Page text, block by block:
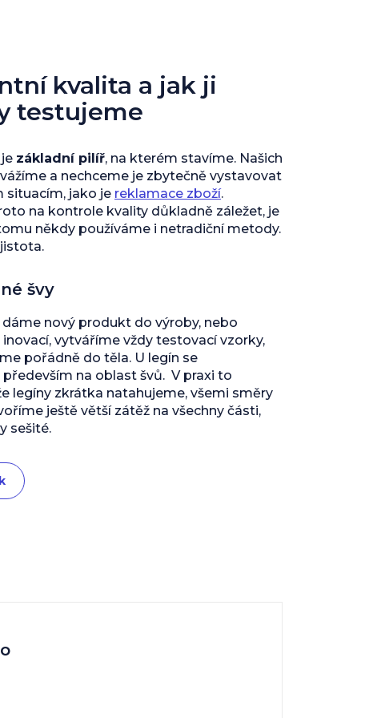
kvalita a jak ji
testujeme
základní pilíř, na kterém stavíme. Našich
a nechceme je zbytečně vystavovat
situacím, jako je reklamace zboží.
na kontrole kvality důkladně záležet, je
někdy používáme i netradiční metody.
švy
dáme nový produkt do výroby, nebo
vytváříme vždy testovací vzorky,
pořádně do těla. U legín se
na oblast švů. V praxi to
legíny zkrátka natahujeme, všemi směry
ještě větší zátěž na všechny části,
sešité.